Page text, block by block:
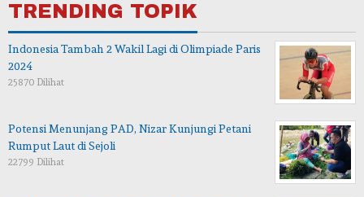
TRENDING TOPIK
Indonesia Tambah 2 Wakil Lagi di Olimpiade Paris
2024
25870 Dilihat
Potensi Menunjang PAD, Nizar Kunjungi Petani
Rumput Laut di Sejoli
22799 Dilihat